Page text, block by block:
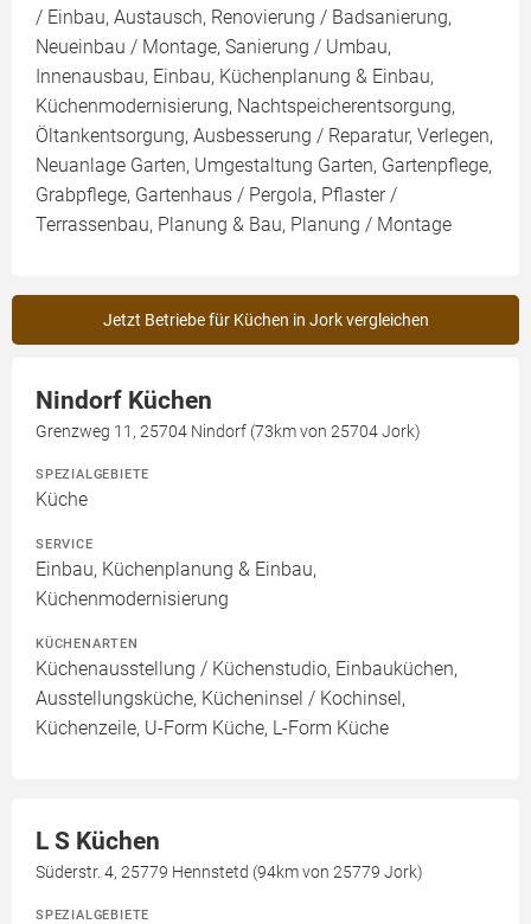
/ Einbau, Austausch, Renovierung / Badsanierung,
Neueinbau / Montage, Sanierung / Umbau,
Innenausbau, Einbau, Küchenplanung & Einbau,
Küchenmodernisierung, Nachtspeicherentsorgung,
Öltankentsorgung, Ausbesserung / Reparatur, Verlegen,
Neuanlage Garten, Umgestaltung Garten, Gartenpflege,
Grabpflege, Gartenhaus / Pergola, Pflaster /
Terrassenbau, Planung & Bau, Planung / Montage
Jetzt Betriebe für Küchen in Jork vergleichen
Nindorf Küchen
Grenzweg 11, 25704 Nindorf (73km von 25704 Jork)
SPEZIALGEBIETE
Küche
SERVICE
Einbau, Küchenplanung & Einbau,
Küchenmodernisierung
KÜCHENARTEN
Küchenausstellung / Küchenstudio, Einbauküchen,
Ausstellungsküche, Kücheninsel / Kochinsel,
Küchenzeile, U-Form Küche, L-Form Küche
L S Küchen
Süderstr. 4, 25779 Hennstetd (94km von 25779 Jork)
SPEZIALGEBIETE